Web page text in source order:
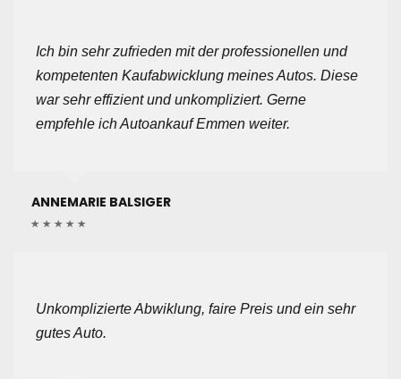
Ich bin sehr zufrieden mit der professionellen und
kompetenten Kaufabwicklung meines Autos. Diese
war sehr effizient und unkompliziert. Gerne
empfehle ich Autoankauf Emmen weiter.
ANNEMARIE BALSIGER
Unkomplizierte Abwiklung, faire Preis und ein sehr
gutes Auto.